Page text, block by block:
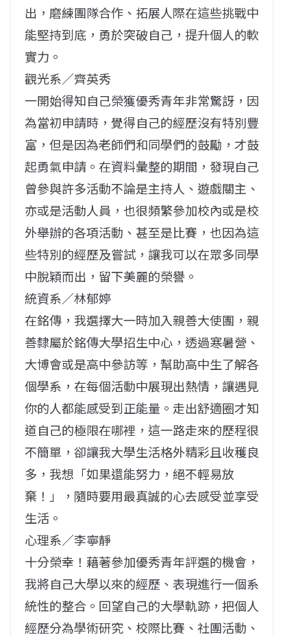
出，磨練團隊合作、拓展人際在這些挑戰中
能堅持到底，勇於突破自己，提升個人的軟
實力。
觀光系／齊英秀
一開始得知自己榮獲優秀青年非常驚訝，因
為當初申請時，覺得自己的經歷沒有特別豐
富，但是因為老師們和同學們的鼓勵，才鼓
起勇氣申請。在資料彙整的期間，發現自己
曾參與許多活動不論是主持人、遊戲關主、
亦或是活動人員，也很頻繁參加校內或是校
外舉辦的各項活動、甚至是比賽，也因為這
些特別的經歷及嘗試，讓我可以在眾多同學
中脫穎而出，留下美麗的榮譽。
統資系／林郁婷
在銘傳，我選擇大一時加入親善大使團，親
善隸屬於銘傳大學招生中心，透過寒暑營、
大博會或是高中參訪等，幫助高中生了解各
個學系，在每個活動中展現出熱情，讓遇見
你的人都能感受到正能量。走出舒適圈才知
道自己的極限在哪裡，這一路走來的歷程很
不簡單，卻讓我大學生活格外精彩且收穫良
多，我想「如果還能努力，絕不輕易放
棄！」，隨時要用最真誠的心去感受並享受
生活。
心理系／李寧靜
十分榮幸！藉著參加優秀青年評選的機會，
我將自己大學以來的經歷、表現進行一個系
統性的整合。回望自己的大學軌跡，把個人
經歷分為學術研究、校際比賽、社團活動、